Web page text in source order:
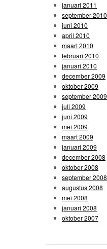
januari 2011
september 2010
juni 2010
april 2010
maart 2010
februari 2010
januari 2010
december 2009
oktober 2009
september 2009
juli 2009
juni 2009
mei 2009
maart 2009
januari 2009
december 2008
oktober 2008
september 2008
augustus 2008
mei 2008
januari 2008
oktober 2007